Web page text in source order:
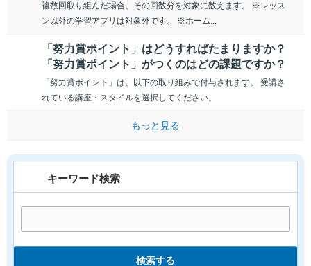
複数回取り組んだ場合、その回数分を対象に数えます。 ※レッス
ン以外の学習アプリは対象外です。 ※ホーム...
「努力賞ポイント」はどうすればたまりますか？
「努力賞ポイント」がつくのはどの課題ですか？
「努力賞ポイント」は、以下の取り組みで付与されます。 受講さ
れている講座・スタイルを選択してください。
もっと見る
キーワード検索
検索する